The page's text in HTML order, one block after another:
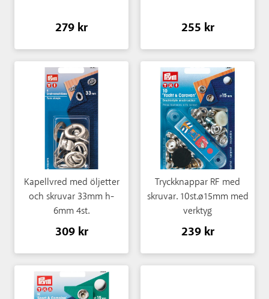
279 kr 255 kr
Kapellvred med öljetter
och skruvar 33mm h-
6mm 4st.
309 kr
Tryckknappar RF med
skruvar. 10st.ø15mm med
verktyg
239 kr